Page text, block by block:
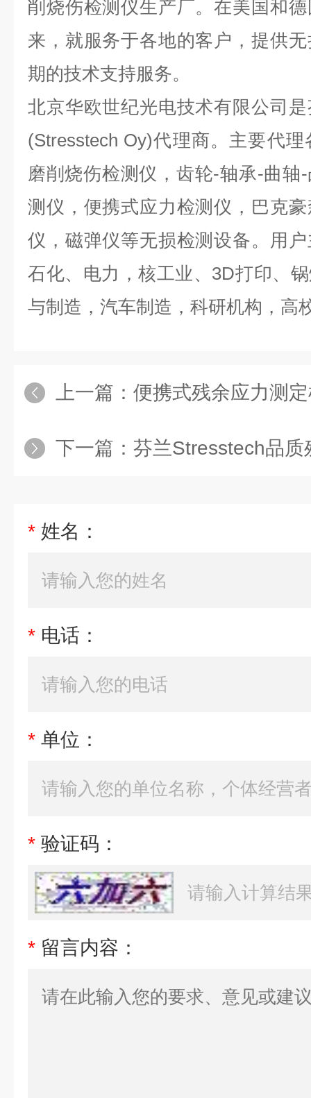
削烧伤检测仪生产厂。在美国和
来，就服务于各地的客户，提供
期的技术支持服务。
北京华欧世纪光电技术有限公司
(Stresstech Oy)代理商。主要代
磨削烧伤检测仪，齿轮-轴承-曲轴
测仪，便携式应力检测仪，巴克
仪，磁弹仪等无损检测设备。用
石化、电力，核工业、3D打印、
与制造，汽车制造，科研机构，高
上一篇： 便携式残余应力测
下一篇： 芬兰Stresstech品质
* 姓名：
* 电话：
* 单位：
* 验证码：
* 留言内容：